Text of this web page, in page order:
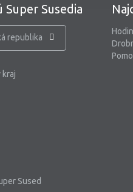
Super Susedia
republika